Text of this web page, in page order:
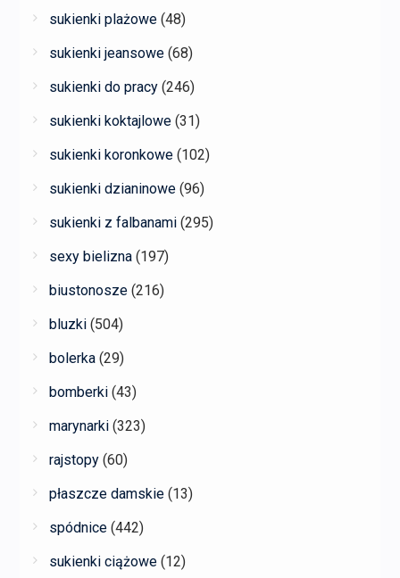
sukienki plażowe (48)
sukienki jeansowe (68)
sukienki do pracy (246)
sukienki koktajlowe (31)
sukienki koronkowe (102)
sukienki dzianinowe (96)
sukienki z falbanami (295)
sexy bielizna (197)
biustonosze (216)
bluzki (504)
bolerka (29)
bomberki (43)
marynarki (323)
rajstopy (60)
płaszcze damskie (13)
spódnice (442)
sukienki ciążowe (12)